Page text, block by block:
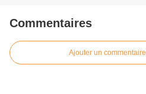
Commentaires
Ajouter un commentaire